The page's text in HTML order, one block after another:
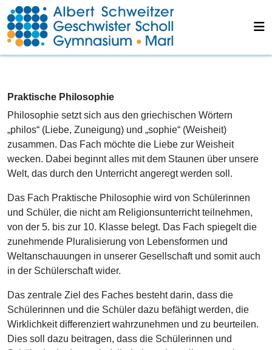
Praktische Philosophie
Philosophie setzt sich aus den griechischen Wörtern
„philos“ (Liebe, Zuneigung) und „sophie“ (Weisheit)
zusammen. Das Fach möchte die Liebe zur Weisheit
wecken. Dabei beginnt alles mit dem Staunen über unsere
Welt, das durch den Unterricht angeregt werden soll.
Das Fach Praktische Philosophie wird von Schülerinnen
und Schüler, die nicht am Religionsunterricht teilnehmen,
von der 5. bis zur 10. Klasse belegt. Das Fach spiegelt die
zunehmende Pluralisierung von Lebensformen und
Weltanschauungen in unserer Gesellschaft und somit auch
in der Schülerschaft wider.
Das zentrale Ziel des Faches besteht darin, dass die
Schülerinnen und die Schüler dazu befähigt werden, die
Wirklichkeit differenziert wahrzunehmen und zu beurteilen.
Dies soll dazu beitragen, dass die Schülerinnen und